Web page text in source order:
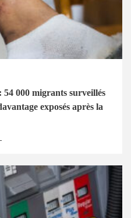
54 000 migrants surveillés
exposés après la